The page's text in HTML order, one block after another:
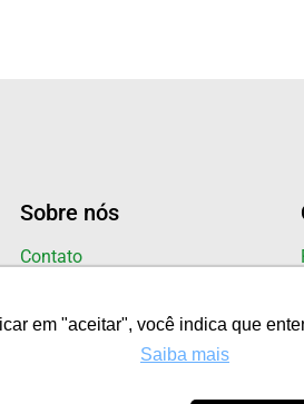
em "aceitar", você indica que
Saiba mais
em "aceitar", você indica que
Saiba mais
Sobre nós
Contato